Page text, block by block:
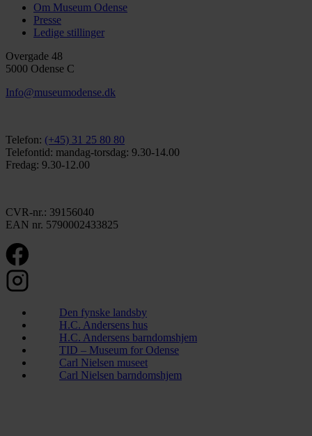
Om Museum Odense
Presse
Ledige stillinger
Overgade 48
5000 Odense C
Info@museumodense.dk
Telefon: (+45) 31 25 80 80
Telefontid: mandag-torsdag: 9.30-14.00
Fredag: 9.30-12.00
CVR-nr.: 39156040
EAN nr. 5790002433825
Den fynske landsby
H.C. Andersens hus
H.C. Andersens barndomshjem
TID – Museum for Odense
Carl Nielsen museet
Carl Nielsen barndomshjem